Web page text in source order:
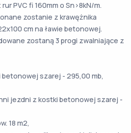
PVC fi 160mm o Sn>8kN/m.
zostanie z krawężnika
cm na ławie betonowej.
zostaną 3 progi zwalniające z
szarej - 295,00 mb,
jezdni z kostki betonowej szarej -
18 m2,